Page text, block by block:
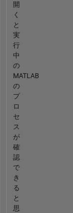
開
く
と
実
行
中
の
MATLAB
の
プ
ロ
セ
ス
が
確
認
で
き
る
と
思